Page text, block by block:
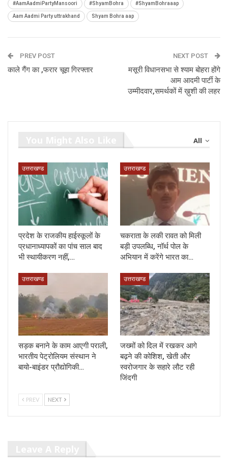
#AamAadmiPartyMansoori #ShyamBohra #ShyamBohraaap
Aam Aadmi Party uttrakhand Shyam Bohra aap
PREV POST
काले गैंग का ,फरार चूहा गिरफ्तार
NEXT POST
मसूरी विधानसभा से श्याम बोहरा होंगे
आम आदमी पार्टी के
उम्मीदवार,समर्थकों में ख़ुशी की लहर
All
उत्तराखण्ड
प्रदेश के राजकीय हाईस्कूलों के
प्रधानाध्यापकों का पांच साल बाद
भी स्थायीकरण नहीं,…
उत्तराखण्ड
चकराता के लकी रावत को मिली
बड़ी उपलब्धि, नॉर्थ पोल के
अभियान में करेंगे भारत का…
उत्तराखण्ड
सड़क बनाने के काम आएगी पराली,
भारतीय पेट्रोलियम संस्थान ने
बायो-बाइंडर प्रौद्योगिकी…
उत्तराखण्ड
जख्मों को दिल में रखकर आगे
बढ़ने की कोशिश, खेती और
स्वरोजगार के सहारे लौट रही
जिंदगी
PREV NEXT